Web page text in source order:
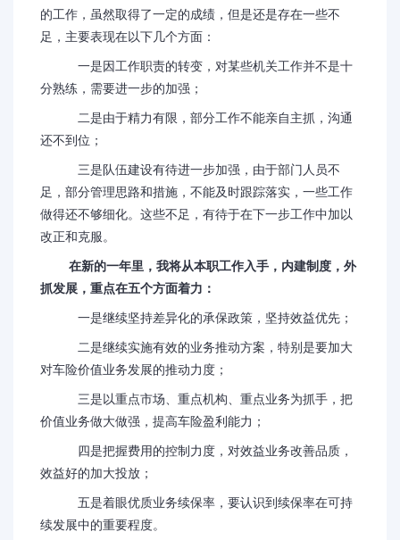
的工作，虽然取得了一定的成绩，但是还是存在一些不
足，主要表现在以下几个方面：
一是因工作职责的转变，对某些机关工作并不是十
分熟练，需要进一步的加强；
二是由于精力有限，部分工作不能亲自主抓，沟通
还不到位；
三是队伍建设有待进一步加强，由于部门人员不
足，部分管理思路和措施，不能及时跟踪落实，一些工作
做得还不够细化。这些不足，有待于在下一步工作中加以
改正和克服。
在新的一年里，我将从本职工作入手，内建制度，外
抓发展，重点在五个方面着力：
一是继续坚持差异化的承保政策，坚持效益优先；
二是继续实施有效的业务推动方案，特别是要加大
对车险价值业务发展的推动力度；
三是以重点市场、重点机构、重点业务为抓手，把
价值业务做大做强，提高车险盈利能力；
四是把握费用的控制力度，对效益业务改善品质，
效益好的加大投放；
五是着眼优质业务续保率，要认识到续保率在可持
续发展中的重要程度。